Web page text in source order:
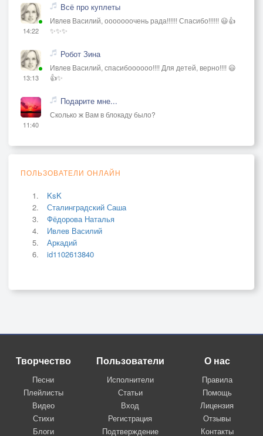
14:22
Всё про куплеты
Ивлев Василий, ооооооочень рада!!!!!! Спасибо!!!!!! 😃👍
✨✨✨
13:13
Робот Зина
Ивлев Василий, спасибоооооо!!!! Для детей, верно!!!! 😃
👍✨
11:40
Подарите мне...
Сколько ж Вам в блокаду было?
ПОЛЬЗОВАТЕЛИ ОНЛАЙН
KsK
Сталинградский Саша
Фёдорова Наталья
Ивлев Василий
Аркадий
id1102613840
Творчество
Песни
Плейлисты
Видео
Стихи
Блоги
Пользователи
Исполнители
Статьи
Вход
Регистрация
Подтверждение
О нас
Правила
Помощь
Лицензия
Отзывы
Контакты